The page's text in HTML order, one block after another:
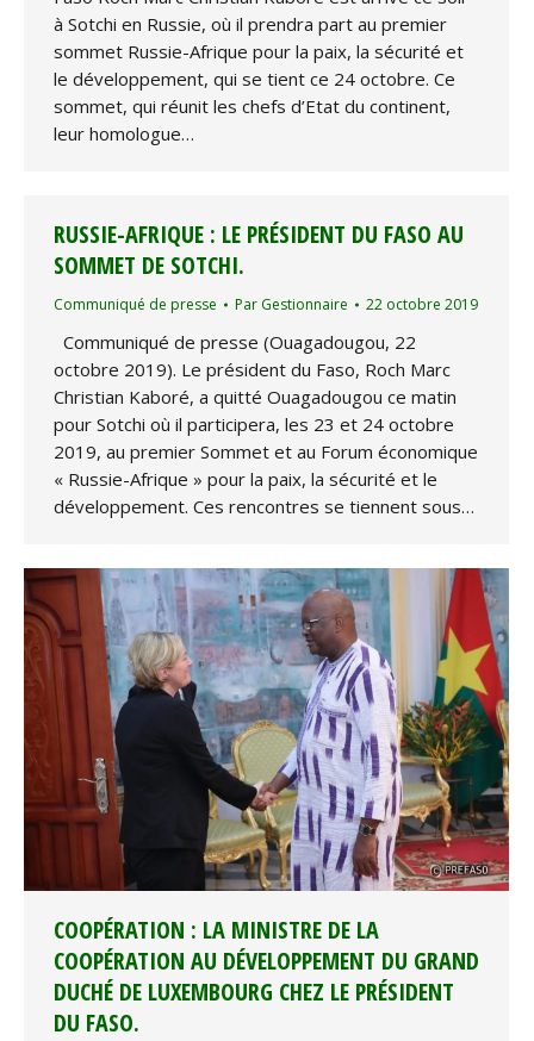
à Sotchi en Russie, où il prendra part au premier
sommet Russie-Afrique pour la paix, la sécurité et
le développement, qui se tient ce 24 octobre. Ce
sommet, qui réunit les chefs d’Etat du continent,
leur homologue…
RUSSIE-AFRIQUE : LE PRÉSIDENT DU FASO AU
SOMMET DE SOTCHI.
Communiqué de presse Par Gestionnaire 22 octobre 2019
Communiqué de presse (Ouagadougou, 22
octobre 2019). Le président du Faso, Roch Marc
Christian Kaboré, a quitté Ouagadougou ce matin
pour Sotchi où il participera, les 23 et 24 octobre
2019, au premier Sommet et au Forum économique
« Russie-Afrique » pour la paix, la sécurité et le
développement. Ces rencontres se tiennent sous…
COOPÉRATION : LA MINISTRE DE LA
COOPÉRATION AU DÉVELOPPEMENT DU GRAND
DUCHÉ DE LUXEMBOURG CHEZ LE PRÉSIDENT
DU FASO.